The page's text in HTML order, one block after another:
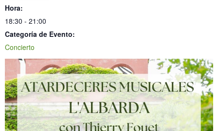
Hora:
18:30 - 21:00
Categoría de Evento:
Concierto